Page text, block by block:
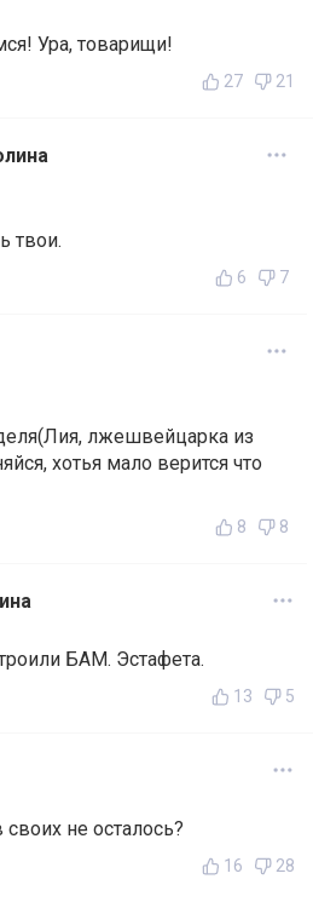
Ура, товарищи!
27 21
твои.
6 7
лжешвейцарка из
хотья мало верится что
8 8
БАМ. Эстафета.
13 5
не осталось?
16 28